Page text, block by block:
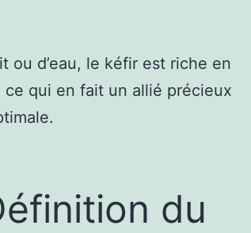
ou d’eau, le kéfir est riche en
qui en fait un allié précieux
du